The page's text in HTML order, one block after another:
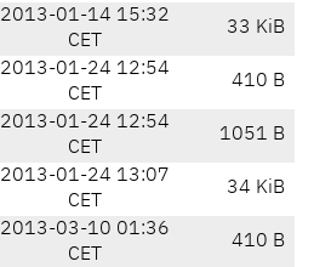
2013-01-14 15:32
CET
33 KiB
2013-01-24 12:54
CET
410 B
2013-01-24 12:54
CET
1051 B
2013-01-24 13:07
CET
34 KiB
2013-03-10 01:36
CET
410 B